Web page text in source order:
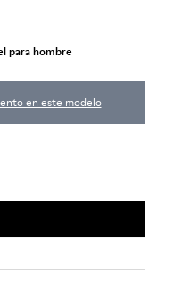
para hombre
en este modelo